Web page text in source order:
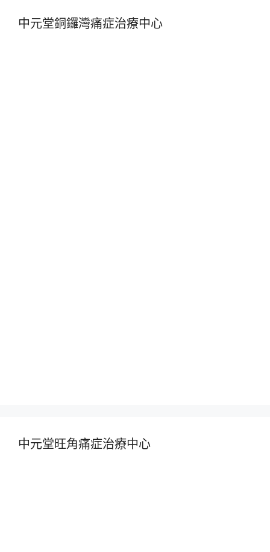
中元堂銅鑼灣痛症治療中心
中元堂旺角痛症治療中心